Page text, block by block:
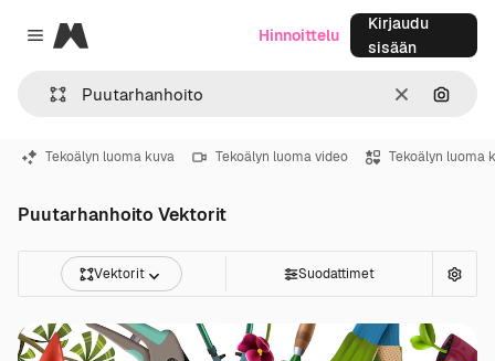
Close menu
Magnific
SelkeäHae
Hinnoittelu
Kirjaudu
sisään
Tekoälyn luoma kuva Tekoälyn luoma video Tekoälyn luoma
Puutarhanhoito Vektorit
Vektorit Suodattimet